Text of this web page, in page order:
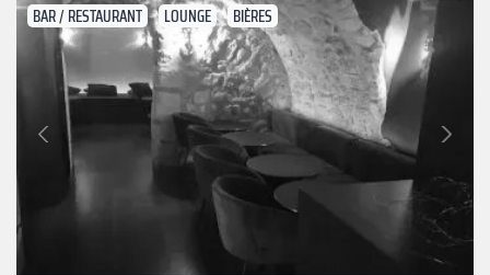
BAR / RESTAURANT LOUNGE BIÈRES
Précédent
Suivant